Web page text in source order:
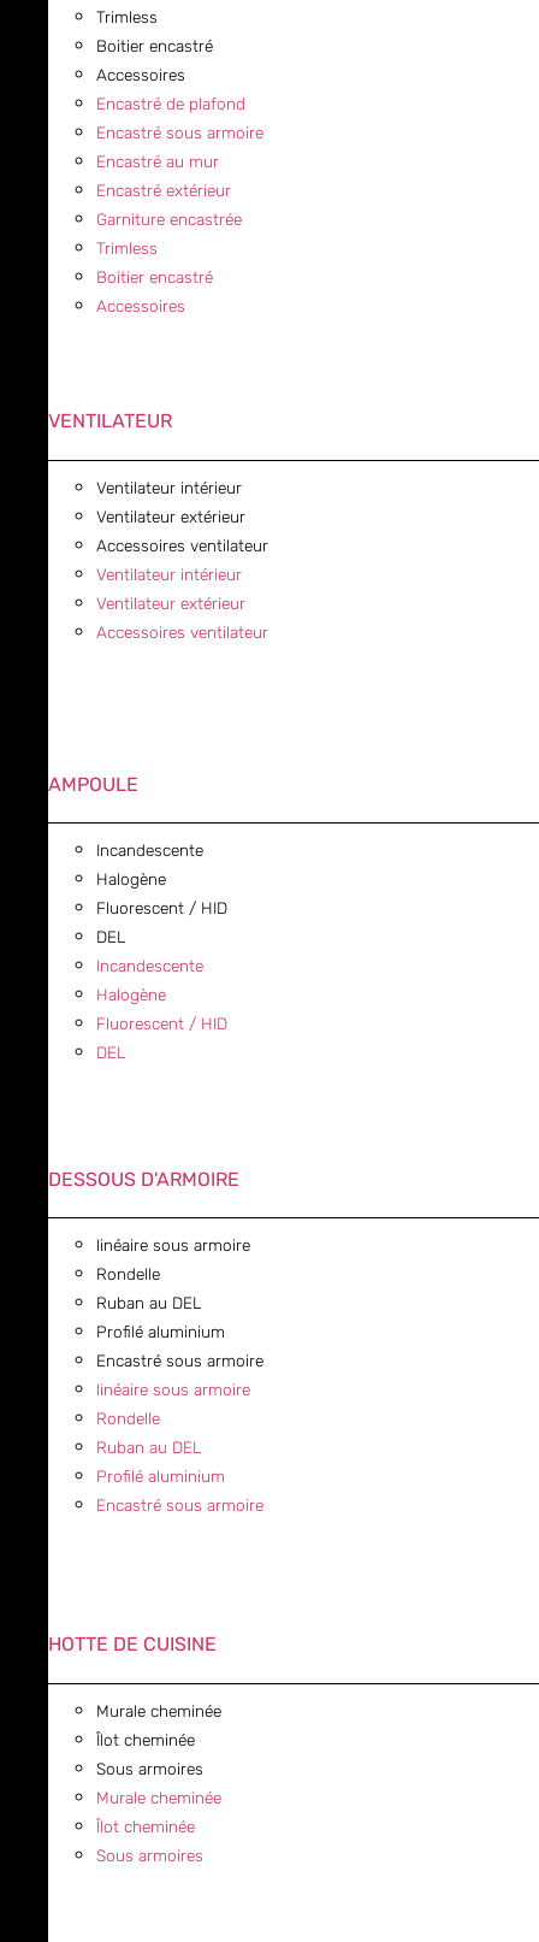
Trimless
Boitier encastré
Accessoires
Encastré de plafond
Encastré sous armoire
Encastré au mur
Encastré extérieur
Garniture encastrée
Trimless
Boitier encastré
Accessoires
VENTILATEUR
Ventilateur intérieur
Ventilateur extérieur
Accessoires ventilateur
Ventilateur intérieur
Ventilateur extérieur
Accessoires ventilateur
AMPOULE
Incandescente
Halogène
Fluorescent / HID
DEL
Incandescente
Halogène
Fluorescent / HID
DEL
DESSOUS D'ARMOIRE
linéaire sous armoire
Rondelle
Ruban au DEL
Profilé aluminium
Encastré sous armoire
linéaire sous armoire
Rondelle
Ruban au DEL
Profilé aluminium
Encastré sous armoire
HOTTE DE CUISINE
Murale cheminée
Îlot cheminée
Sous armoires
Murale cheminée
Îlot cheminée
Sous armoires